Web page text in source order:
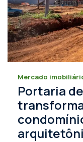
Mercado
Portaria